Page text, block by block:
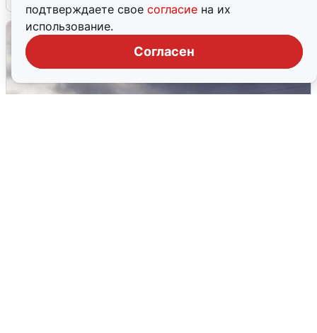
подтверждаете свое согласие на их
использование.
Согласен